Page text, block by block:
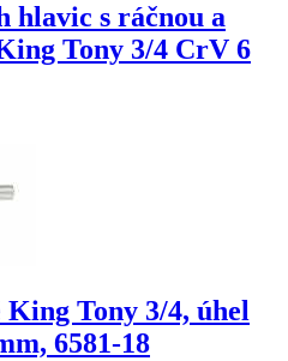
hlavic s ráčnou a
Tony 3/4 CrV 6
Tony 3/4, úhel
6581-18